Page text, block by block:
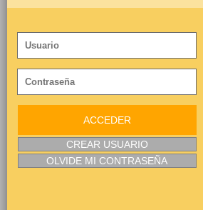
ACCEDER
CREAR USUARIO
OLVIDE MI CONTRASEÑA